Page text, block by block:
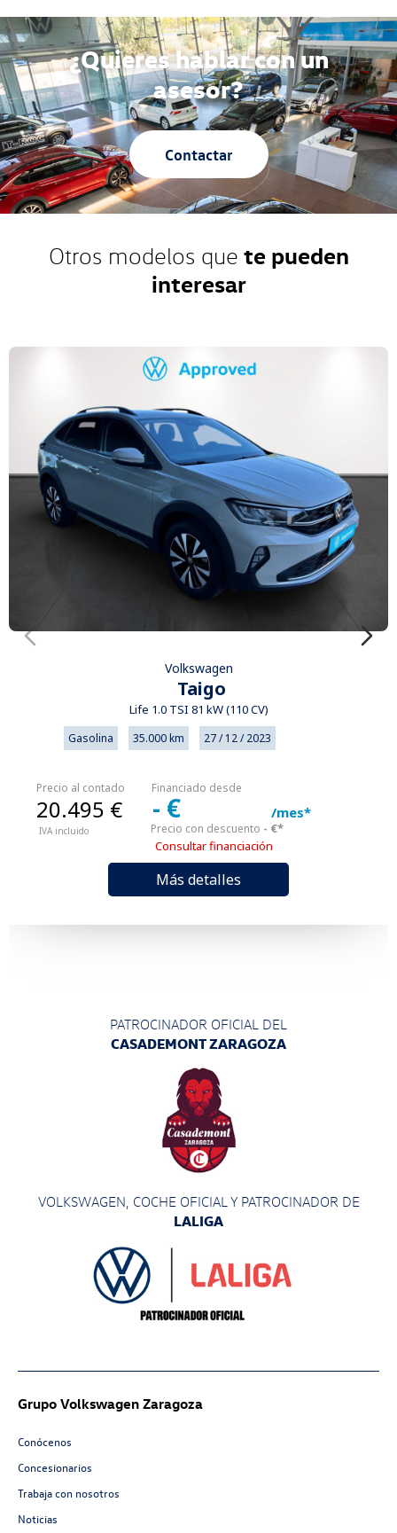
¿Quieres hablar con un
asesor?
Contactar
Otros modelos que te pueden
interesar
Volkswagen
Taigo
Life 1.0 TSI 81 kW (110 CV)
Gasolina 35.000 km 27 / 12 / 2023
Precio al contado
IVA incluido
20.495 €
Financiado desde
/mes*
Precio con descuento
- €
- €*
Consultar financiación
Más detalles
PATROCINADOR OFICIAL DEL
CASADEMONT ZARAGOZA
VOLKSWAGEN, COCHE OFICIAL Y PATROCINADOR DE
LALIGA
Grupo Volkswagen Zaragoza
Conócenos
Concesionarios
Trabaja con nosotros
Noticias